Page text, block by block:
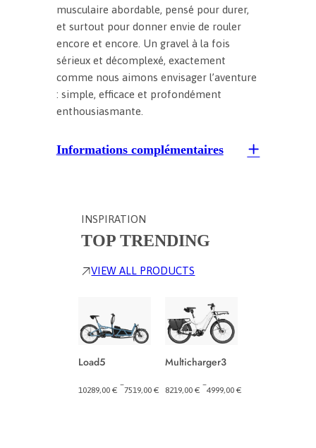
musculaire abordable, pensé pour durer,
et surtout pour donner envie de rouler
encore et encore. Un gravel à la fois
sérieux et décomplexé, exactement
comme nous aimons envisager l’aventure
: simple, efficace et profondément
enthousiasmante.
Informations complémentaires
INSPIRATION
TOP TRENDING
VIEW ALL PRODUCTS
Load5
7519,00€
–
10289,00€
Plage
Multicharger3
4999,00€
–
8219,00€
Plage